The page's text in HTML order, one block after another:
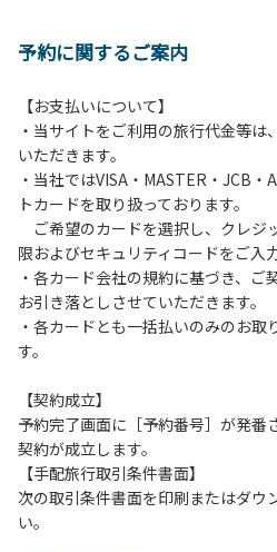
ら午前10時までの間にゴミステー
は、お持ち帰りをお願いします。
【禁止事項】
カラオケ、発電機、地面での直
ァイヤー、打ち上げ式花火、テン
【注意事項】
当キャンプ場のそばを流れる歴
時間で増水し、川原で遊んでいる
すく、過去にも増水により人が流
（１）川原にテントやタープを張
（２）雨が降ったときは川原で遊
（３）カムイコタン公園キャンプ
流で雨が降り急に増水することが
し、濁り始めたときには直ちに
（４）キャンプ場の管理者や地元
予約に関するご案内
【お支払いについて】
・当サイトをご利用の旅行代金等
いただきます。
・当社ではVISA・MASTER・JCB・
トカードを取り扱っております。
ご希望のカードを選択し、クレジ
限およびセキュリティコードをご入
・各カード会社の規約に基づき、ご
お引き落としさせていただきます。
・各カードとも一括払いのみのお取
す。
【契約成立】
予約完了画面に［予約番号］が発番
契約が成立します。
【手配旅行取引条件書面】
次の取引条件書面を印刷またはダウ
い。